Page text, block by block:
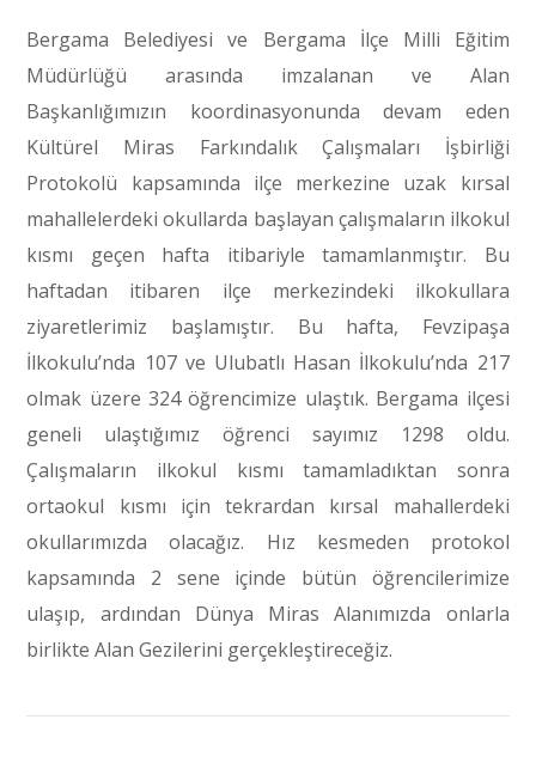
Bergama Belediyesi ve Bergama İlçe Milli Eğitim
Müdürlüğü arasında imzalanan ve Alan
Başkanlığımızın koordinasyonunda devam eden
Kültürel Miras Farkındalık Çalışmaları İşbirliği
Protokolü kapsamında ilçe merkezine uzak kırsal
mahallelerdeki okullarda başlayan çalışmaların ilkokul
kısmı geçen hafta itibariyle tamamlanmıştır. Bu
haftadan itibaren ilçe merkezindeki ilkokullara
ziyaretlerimiz başlamıştır. Bu hafta, Fevzipaşa
İlkokulu’nda 107 ve Ulubatlı Hasan İlkokulu’nda 217
olmak üzere 324 öğrencimize ulaştık. Bergama ilçesi
geneli ulaştığımız öğrenci sayımız 1298 oldu.
Çalışmaların ilkokul kısmı tamamladıktan sonra
ortaokul kısmı için tekrardan kırsal mahallerdeki
okullarımızda olacağız. Hız kesmeden protokol
kapsamında 2 sene içinde bütün öğrencilerimize
ulaşıp, ardından Dünya Miras Alanımızda onlarla
birlikte Alan Gezilerini gerçekleştireceğiz.